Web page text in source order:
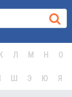
К Л М Н О
Ш Э Ю Я